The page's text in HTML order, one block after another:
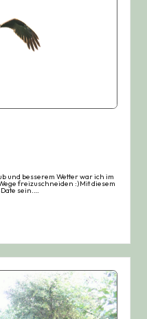
und besserem Wetter war ich im
freizuschneiden :)Mit diesem
sein.…